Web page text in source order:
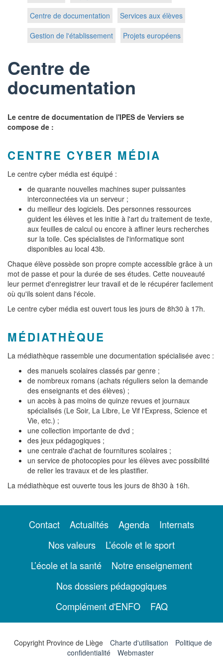
Centre de documentation
Services aux élèves
Gestion de l'établissement
Projets européens
Centre de
documentation
Le centre de documentation de l'IPES de Verviers se
compose de :
CENTRE CYBER MÉDIA
Le centre cyber média est équipé :
de quarante nouvelles machines super puissantes
interconnectées via un serveur ;
du meilleur des logiciels. Des personnes ressources
guident les élèves et les initie à l'art du traitement de texte,
aux feuilles de calcul ou encore à affiner leurs recherches
sur la toile. Ces spécialistes de l'informatique sont
disponibles au local 43b.
Chaque élève possède son propre compte accessible grâce à un
mot de passe et pour la durée de ses études. Cette nouveauté
leur permet d'enregistrer leur travail et de le récupérer facilement
où qu'ils soient dans l'école.
Le centre cyber média est ouvert tous les jours de 8h30 à 17h.
MÉDIATHÈQUE
La médiathèque rassemble une documentation spécialisée avec :
des manuels scolaires classés par genre ;
de nombreux romans (achats réguliers selon la demande
des enseignants et des élèves) ;
un accès à pas moins de quinze revues et journaux
spécialisés (Le Soir, La Libre, Le Vif l'Express, Science et
Vie, etc.) ;
une collection importante de dvd ;
des jeux pédagogiques ;
une centrale d'achat de fournitures scolaires ;
un service de photocopies pour les élèves avec possibilité
de relier les travaux et de les plastifier.
La médiathèque est ouverte tous les jours de 8h30 à 16h.
Contact Actualités Agenda
Internats
Nos valeurs
L’école et le sport
L’école et la santé
Notre enseignement
Nos dossiers pédagogiques
Complément d'ENFO
FAQ
Copyright Province de Liège Charte d'utilisation
Politique de
confidentialité
Webmaster